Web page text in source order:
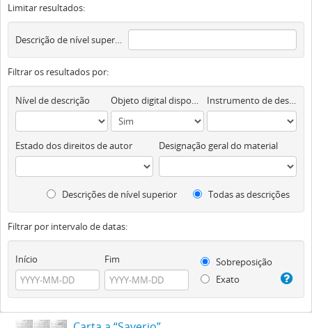
Limitar resultados:
Descrição de nível superior
Filtrar os resultados por:
Nível de descrição Objeto digital disponível Instrumento de descrição documental
Estado dos direitos de autor Designação geral do material
Descrições de nível superior Todas as descrições
Filtrar por intervalo de datas:
Início Fim
Sobreposição
Exato